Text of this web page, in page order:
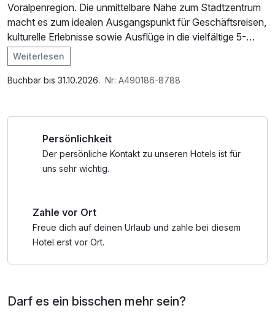
Voralpenregion. Die unmittelbare Nähe zum Stadtzentrum
macht es zum idealen Ausgangspunkt für Geschäftsreisen,
kulturelle Erlebnisse sowie Ausflüge in die vielfältige 5-
Täler-Region.
In unserem Resort erwarten dich ein modernes Hallenbad,
Buche jetzt deinen Aufenthalt im Val Blu Resort Bludenz
und genieße Erholung pur in den Alpen!
Uhr erlaubt)
* Inklusivleistungen der Bludenzer Gästecard -
Familienaktivitäten tlw. inkludiert, tlw. ermäßigt
Im Angebot enthalten
Saunabenutzung, Saunatuch, Leihbademantel, Parkplatz,
nach check out, Badetasche mit Bademantel und -tücher
Weiterlesen
Buchbar bis 31.10.2026. Nr: A490186-8788
Persönlichkeit
Der persönliche Kontakt zu unseren Hotels ist für
uns sehr wichtig.
Zahle vor Ort
Freue dich auf deinen Urlaub und zahle bei diesem
Hotel erst vor Ort.
Darf es ein bisschen mehr sein?